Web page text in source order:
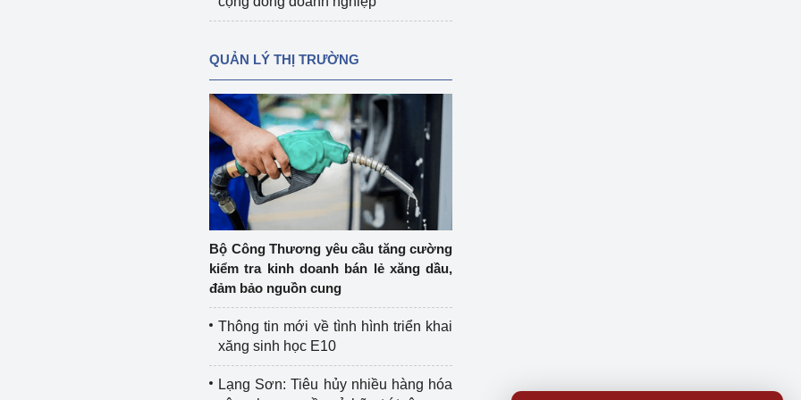
QUẢN LÝ THỊ TRƯỜNG
Bộ Công Thương yêu cầu tăng cường
kiểm tra kinh doanh bán lẻ xăng dầu,
đảm bảo nguồn cung
Thông tin mới về tình hình triển khai
xăng sinh học E10
Lạng Sơn: Tiêu hủy nhiều hàng hóa